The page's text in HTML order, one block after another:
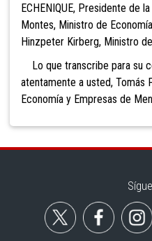
ECHENIQUE, Presidente de
Montes, Ministro de
Hinzpeter Kirberg, Ministro
Lo que transcribe para su
atentamente a usted, Tomás
Economía y Empresas de